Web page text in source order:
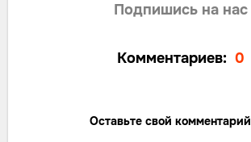
Подпишись на нас
Комментариев: 0
Оставьте свой комментарий